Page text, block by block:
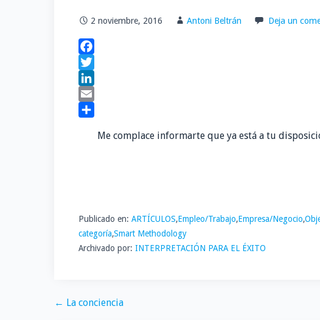
2 noviembre, 2016 Antoni Beltrán Deja un
F
a
c
e
T
w
L
E
t
i
r
Me complace informarte que ya está a tu
Publicado en: ARTÍCULOS,Empleo/Trabajo,Empresa/Negocio,
categoría,Smart Methodology
Archivado por: INTERPRETACIÓN PARA EL ÉXITO
Navegación
← La conciencia